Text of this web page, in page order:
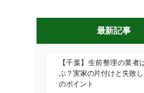
最新記事
【千葉】生前整理の業者
ぶ？実家の片付けと失敗
のポイント